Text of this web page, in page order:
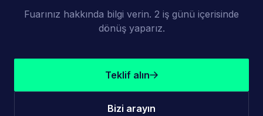
Fuarınız hakkında bilgi verin. 2 iş günü içerisinde
dönüş yaparız.
Teklif alın
Bizi arayın